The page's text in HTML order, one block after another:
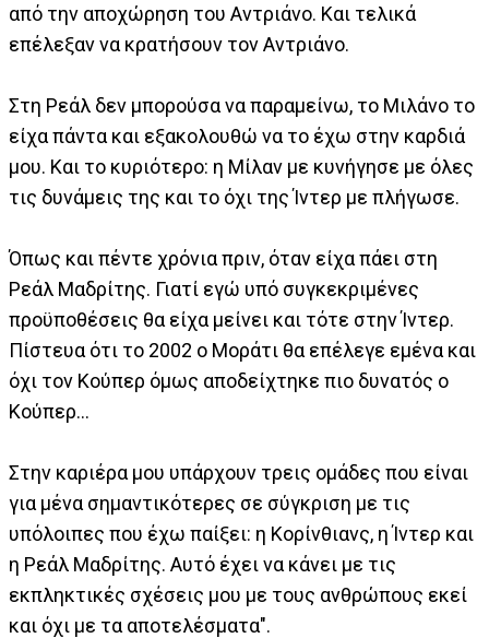
από την αποχώρηση του Αντριάνο. Και τελικά
επέλεξαν να κρατήσουν τον Αντριάνο.
Στη Ρεάλ δεν μπορούσα να παραμείνω, το Μιλάνο το
είχα πάντα και εξακολουθώ να το έχω στην καρδιά
μου. Και το κυριότερο: η Μίλαν με κυνήγησε με όλες
τις δυνάμεις της και το όχι της Ίντερ με πλήγωσε.
Όπως και πέντε χρόνια πριν, όταν είχα πάει στη
Ρεάλ Μαδρίτης. Γιατί εγώ υπό συγκεκριμένες
προϋποθέσεις θα είχα μείνει και τότε στην Ίντερ.
Πίστευα ότι το 2002 ο Μοράτι θα επέλεγε εμένα και
όχι τον Κούπερ όμως αποδείχτηκε πιο δυνατός ο
Κούπερ...
Στην καριέρα μου υπάρχουν τρεις ομάδες που είναι
για μένα σημαντικότερες σε σύγκριση με τις
υπόλοιπες που έχω παίξει: η Κορίνθιανς, η Ίντερ και
η Ρεάλ Μαδρίτης. Αυτό έχει να κάνει με τις
εκπληκτικές σχέσεις μου με τους ανθρώπους εκεί
και όχι με τα αποτελέσματα".